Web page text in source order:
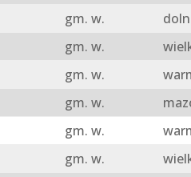
gm. w.
gm. w.
gm. w.
gm. w.
gm. w.
gm. w.